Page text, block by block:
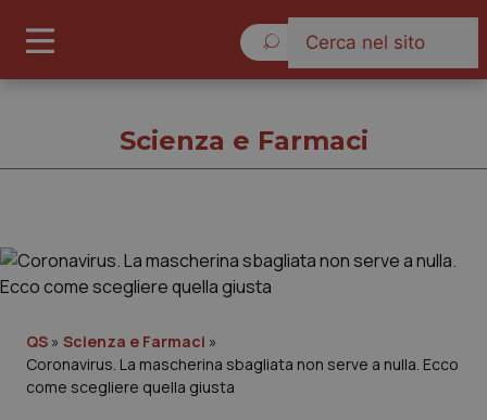
Governo e Parlamento
Scienza e Farmaci
QS » Scienza e Farmaci »
Coronavirus. La mascherina sbagliata non serve a nulla. Ecco
come scegliere quella giusta